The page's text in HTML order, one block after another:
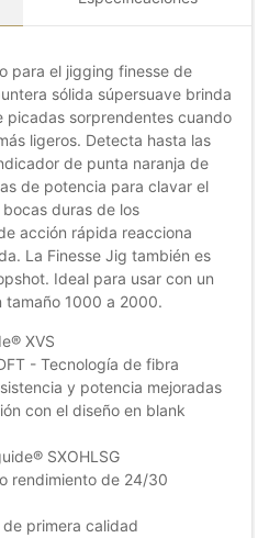
para el jigging finesse de
sólida súpersuave brinda
picadas sorprendentes cuando
ligeros. Detecta hasta las
de punta naranja de
de potencia para clavar el
duras de los
acción rápida reacciona
La Finesse Jig también es
Ideal para usar con un
tamaño 1000 a 2000.
XVS
- Tecnología de fibra
y potencia mejoradas
con el diseño en blank
SXOHLSG
rendimiento de 24/30
primera calidad